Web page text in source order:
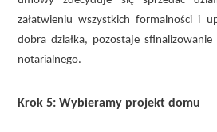
załatwieniu wszystkich formalności i
dobra działka, pozostaje
notarialnego.
Krok 5: Wybieramy projekt domu